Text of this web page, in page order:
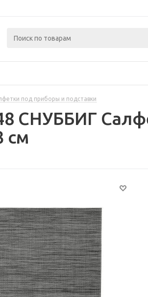
под приборы и подставки
СНУББИГ
см